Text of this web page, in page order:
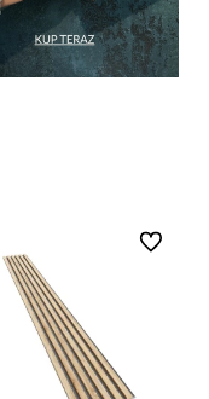
Do